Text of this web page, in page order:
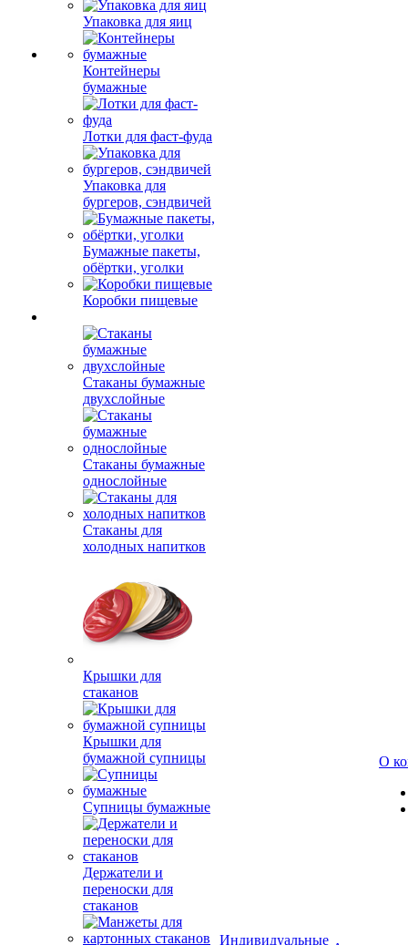
Упаковка для яиц
Контейнеры
бумажные
Лотки для фаст-фуда
Упаковка для
бургеров, сэндвичей
Бумажные пакеты,
обёртки, уголки
Коробки пищевые
Стаканы бумажные
двухслойные
Стаканы бумажные
однослойные
Стаканы для
холодных напитков
Крышки для
стаканов
Крышки для
бумажной супницы
Супницы бумажные
Держатели и
переноски для
стаканов
Индивидуальные
О